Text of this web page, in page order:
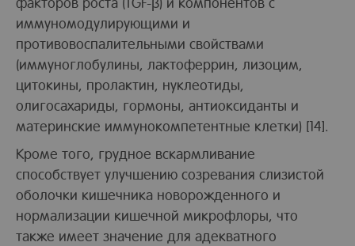
иммуномодулирующими и
противовоспалительными свойствами
(иммуноглобулины, лактоферрин, лизоцим,
цитокины, пролактин, нуклеотиды,
олигосахариды, гормоны, антиоксиданты и
материнские иммунокомпетентные клетки) [14].
Кроме того, грудное вскармливание
способствует улучшению созревания слизистой
оболочки кишечника новорожденного и
нормализации кишечной микрофлоры, что
также имеет значение для адекватного